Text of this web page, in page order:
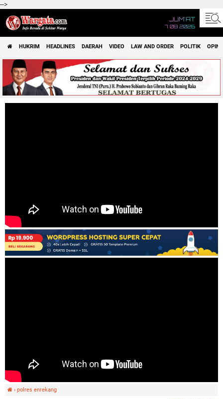
-->
JUM'AT
7 08 2026
HUKRIM HEADLINES DAERAH VIDEO LAW AND ORDER POLITIK OPINI
› polres enrekang